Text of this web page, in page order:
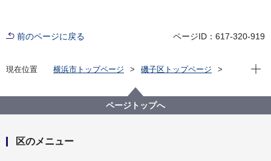
前のページに戻る ページID：617-320-919
現在位置 横浜市トップページ
磯子区トップページ
自治会・町内会
自治会町内会への加入申込について
現在
ページトップへ
区のメニュー